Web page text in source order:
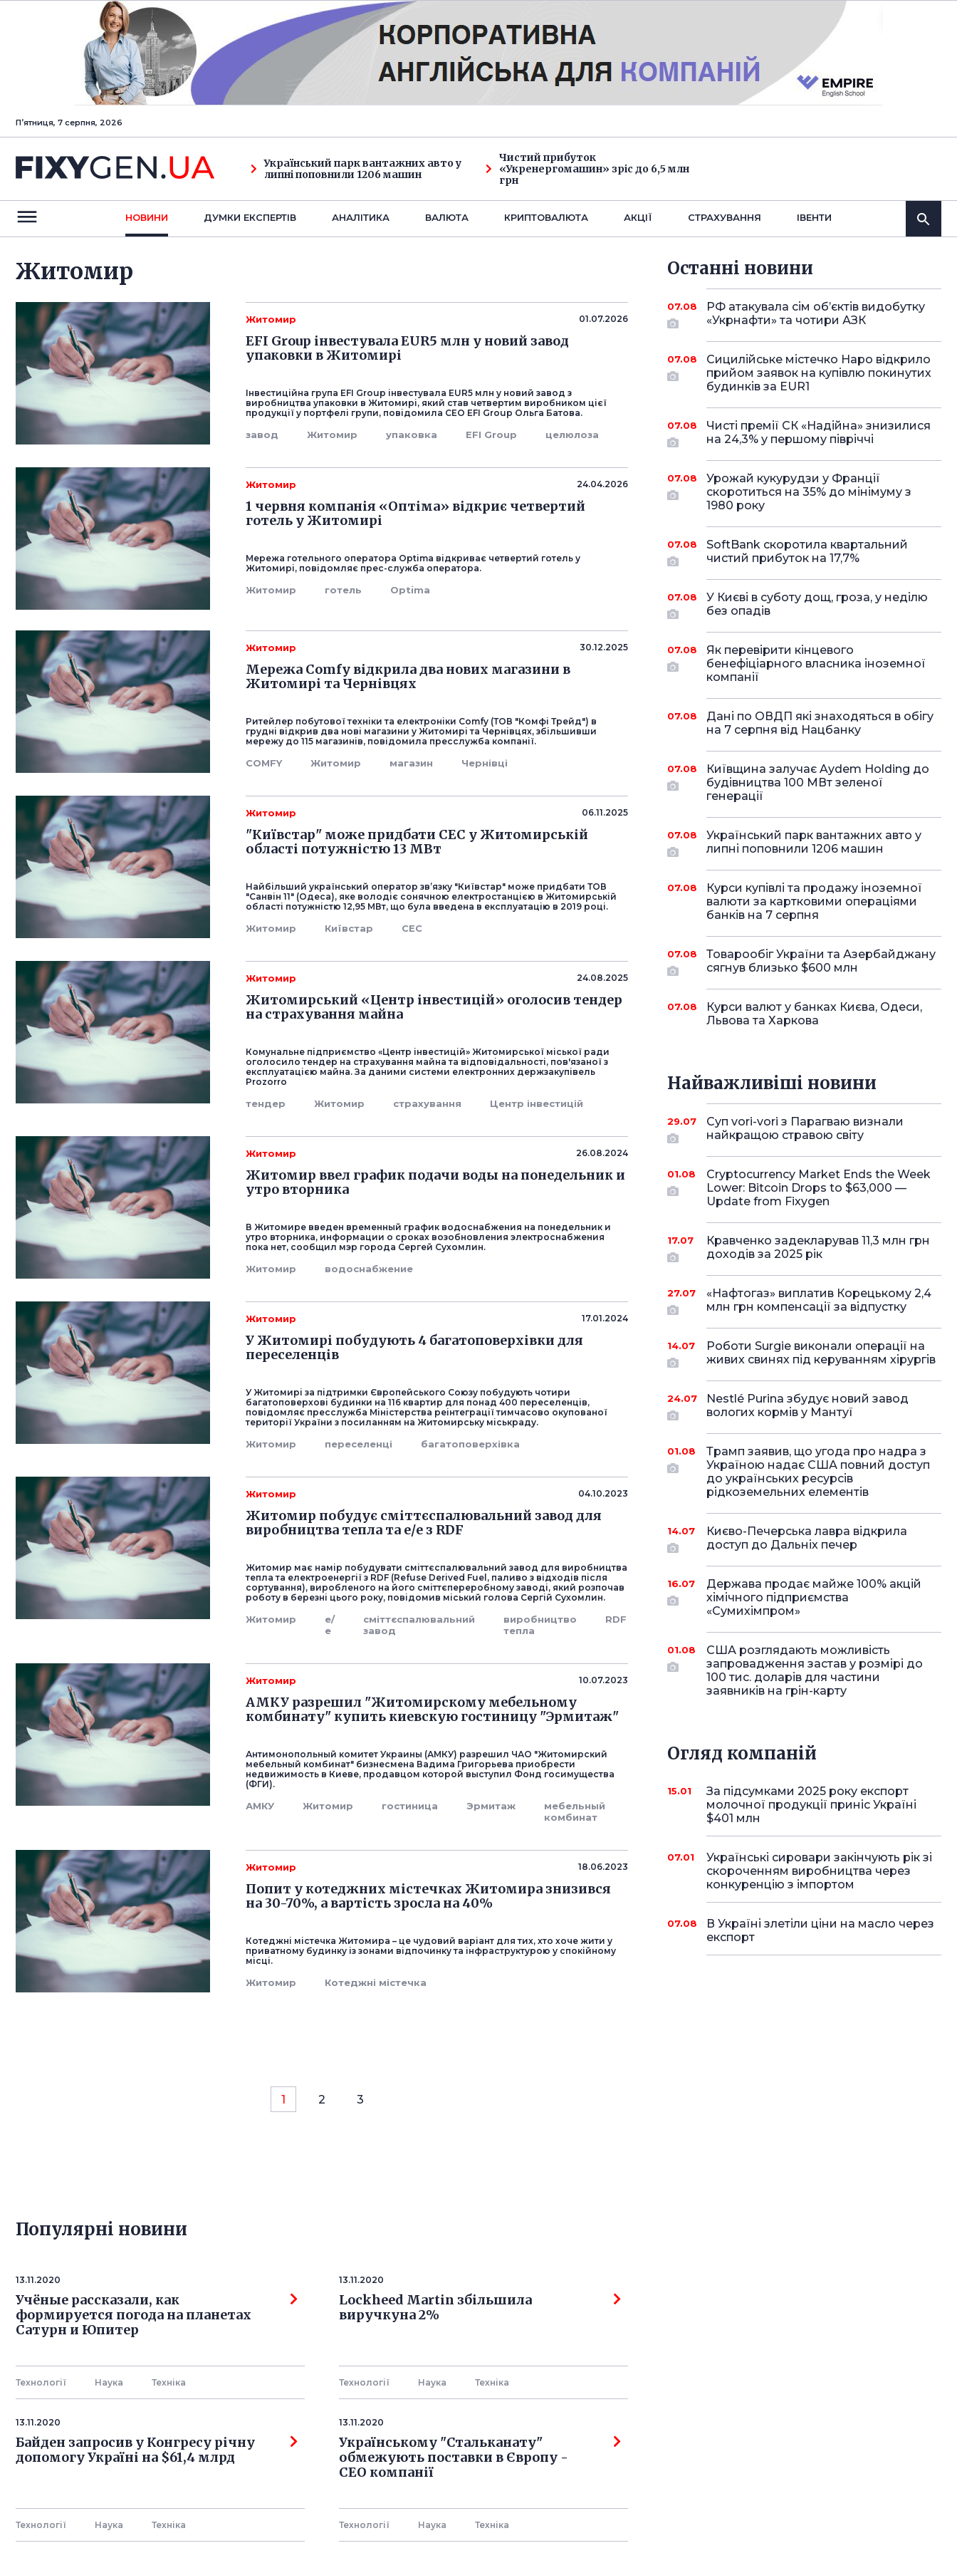
Пʼятниця, 7 серпня, 2026
Український парк вантажних авто у
липні поповнили 1206 машин
Чистий прибуток
«Укренергомашин» зріс до 6,5 млн
грн
НОВИНИ ДУМКИ ЕКСПЕРТIВ АНАЛIТИКА ВАЛЮТА КРИПТОВАЛЮТА АКЦІЇ СТРАХУВАННЯ IВЕНТИ
Житомир
Житомир 01.07.2026
EFI Group інвестувала EUR5 млн у новий завод
упаковки в Житомирі
Інвестиційна група EFI Group інвестувала EUR5 млн у новий завод з
виробництва упаковки в Житомирі, який став четвертим виробником цієї
продукції у портфелі групи, повідомила СЕО EFI Group Ольга Батова.
завод Житомир упаковка EFI Group целюлоза
Житомир 24.04.2026
1 червня компанія «Оптіма» відкриє четвертий
готель у Житомирі
Мережа готельного оператора Optima відкриває четвертий готель у
Житомирі, повідомляє прес-служба оператора.
Житомир готель Optima
Житомир 30.12.2025
Мережа Comfy відкрила два нових магазини в
Житомирі та Чернівцях
Ритейлер побутової техніки та електроніки Comfy (ТОВ "Комфі Трейд") в
грудні відкрив два нові магазини у Житомирі та Чернівцях, збільшивши
мережу до 115 магазинів, повідомила пресслужба компанії.
COMFY Житомир магазин Чернівці
Житомир 06.11.2025
"Київстар" може придбати СЕС у Житомирській
області потужністю 13 МВт
Найбільший український оператор зв’язку "Київстар" може придбати ТОВ
"Санвін 11" (Одеса), яке володіє сонячною електростанцією в Житомирській
області потужністю 12,95 МВт, що була введена в експлуатацію в 2019 році.
Житомир Київстар СЕС
Житомир 24.08.2025
Житомирський «Центр інвестицій» оголосив тендер
на страхування майна
Комунальне підприємство «Центр інвестицій» Житомирської міської ради
оголосило тендер на страхування майна та відповідальності, пов'язаної з
експлуатацією майна. За даними системи електронних держзакупівель
Prozorro
тендер Житомир страхування Центр інвестицій
Житомир 26.08.2024
Житомир ввел график подачи воды на понедельник и
утро вторника
В Житомире введен временный график водоснабжения на понедельник и
утро вторника, информации о сроках возобновления электроснабжения
пока нет, сообщил мэр города Сергей Сухомлин.
Житомир водоснабжение
Житомир 17.01.2024
У Житомирі побудують 4 багатоповерхівки для
переселенців
У Житомирі за підтримки Європейського Союзу побудують чотири
багатоповерхові будинки на 116 квартир для понад 400 переселенців,
повідомляє пресслужба Міністерства реінтеграції тимчасово окупованої
території України з посиланням на Житомирську міськраду.
Житомир переселенці багатоповерхівка
Житомир 04.10.2023
Житомир побудує сміттєспалювальний завод для
виробництва тепла та е/е з RDF
Житомир має намір побудувати сміттєспалювальний завод для виробництва
тепла та електроенергії з RDF (Refuse Derived Fuel, паливо з відходів після
сортування), виробленого на його сміттєпереробному заводі, який розпочав
роботу в березні цього року, повідомив міський голова Сергій Сухомлин.
Житомир
е/
е
сміттєспалювальний
завод
виробництво
тепла
RDF
Житомир 10.07.2023
АМКУ разрешил "Житомирскому мебельному
комбинату" купить киевскую гостиницу "Эрмитаж"
Антимонопольный комитет Украины (АМКУ) разрешил ЧАО "Житомирский
мебельный комбинат" бизнесмена Вадима Григорьева приобрести
недвижимость в Киеве, продавцом которой выступил Фонд госимущества
(ФГИ).
АМКУ Житомир гостиница Эрмитаж
мебельный
комбинат
Житомир 18.06.2023
Попит у котеджних містечках Житомира знизився
на 30-70%, а вартість зросла на 40%
Котеджні містечка Житомира – це чудовий варіант для тих, хто хоче жити у
приватному будинку із зонами відпочинку та інфраструктурою у спокійному
місці.
Житомир Котеджні містечка
1 2 3
Популярнi новини
13.11.2020
Учёные рассказали, как
формируется погода на планетах
Сатурн и Юпитер
Технології Наука Технiка
13.11.2020
Lockheed Martin збільшила
виручкуна 2%
Технології Наука Технiка
13.11.2020
Байден запросив у Конгресу річну
допомогу Україні на $61,4 млрд
Технології Наука Технiка
13.11.2020
Українському "Стальканату"
обмежують поставки в Європу -
СЕО компанії
Технології Наука Технiка
Останнi новини
07.08
РФ атакувала сім об’єктів видобутку
«Укрнафти» та чотири АЗК
07.08
Сицилійське містечко Наро відкрило
прийом заявок на купівлю покинутих
будинків за EUR1
07.08
Чисті премії СК «Надійна» знизилися
на 24,3% у першому півріччі
07.08
Урожай кукурудзи у Франції
скоротиться на 35% до мінімуму з
1980 року
07.08
SoftBank скоротила квартальний
чистий прибуток на 17,7%
07.08
У Києві в суботу дощ, гроза, у неділю
без опадів
07.08
Як перевірити кінцевого
бенефіціарного власника іноземної
компанії
07.08
Дані по ОВДП які знаходяться в обігу
на 7 серпня від Нацбанку
07.08
Київщина залучає Aydem Holding до
будівництва 100 МВт зеленої
генерації
07.08
Український парк вантажних авто у
липні поповнили 1206 машин
07.08
Курси купівлі та продажу іноземної
валюти за картковими операціями
банків на 7 серпня
07.08
Товарообіг України та Азербайджану
сягнув близько $600 млн
07.08
Курси валют у банках Києва, Одеси,
Львова та Харкова
Найважливіші новини
29.07
Суп vori-vori з Парагваю визнали
найкращою стравою світу
01.08
Cryptocurrency Market Ends the Week
Lower: Bitcoin Drops to $63,000 —
Update from Fixygen
17.07
Кравченко задекларував 11,3 млн грн
доходів за 2025 рік
27.07
«Нафтогаз» виплатив Корецькому 2,4
млн грн компенсації за відпустку
14.07
Роботи Surgie виконали операції на
живих свинях під керуванням хірургів
24.07
Nestlé Purina збудує новий завод
вологих кормів у Мантуї
01.08
Трамп заявив, що угода про надра з
Україною надає США повний доступ
до українських ресурсів
рідкоземельних елементів
14.07
Києво-Печерська лавра відкрила
доступ до Дальніх печер
16.07
Держава продає майже 100% акцій
хімічного підприємства
«Сумихімпром»
01.08
США розглядають можливість
запровадження застав у розмірі до
100 тис. доларів для частини
заявників на грін-карту
Огляд компаній
15.01
За підсумками 2025 року експорт
молочної продукції приніс Україні
$401 млн
07.01
Українські сировари закінчують рік зі
скороченням виробництва через
конкуренцію з імпортом
07.08
В Україні злетіли ціни на масло через
експорт